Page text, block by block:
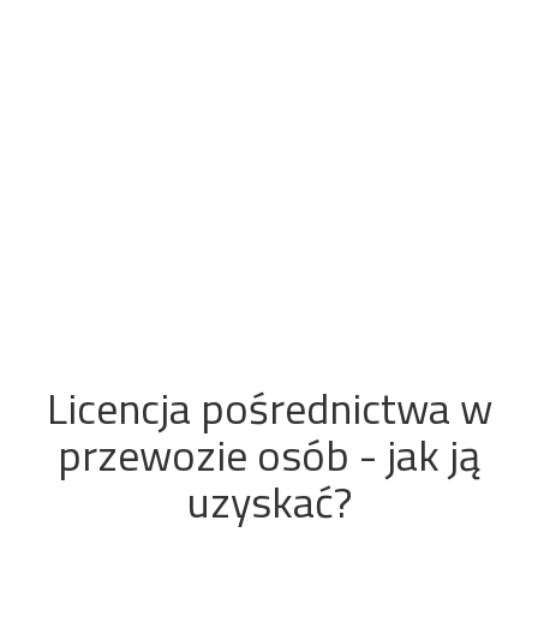
Licencja pośrednictwa w
przewozie osób - jak ją
uzyskać?